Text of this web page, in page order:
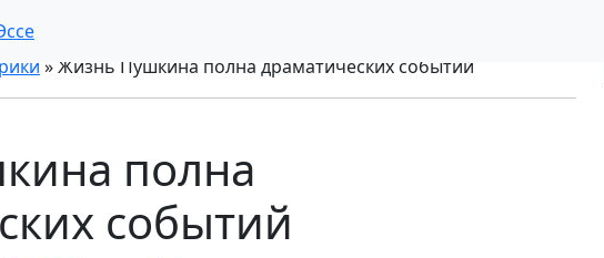
»Жизнь Пушкина полна драматических событий
полна
событий